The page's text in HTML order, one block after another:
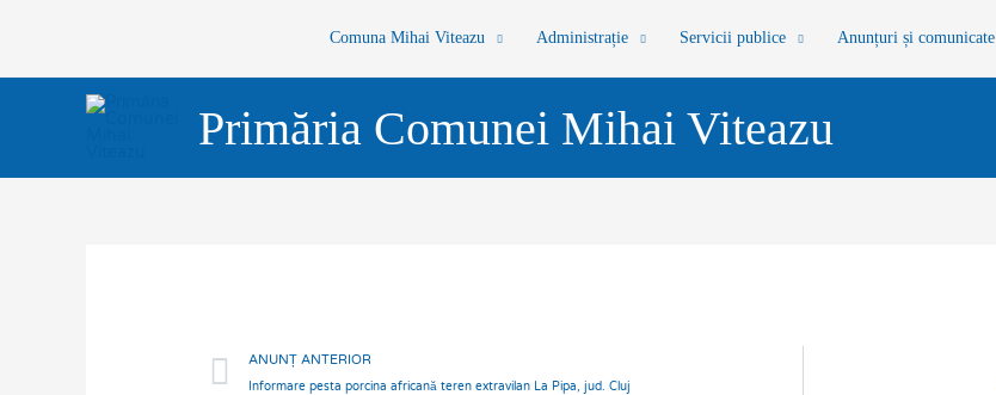
Comuna Mihai Viteazu Administrație Servicii publice Anunțuri și comunicate
Primăria Comunei Mihai Viteazu
Prev
ANUNȚ ANTERIOR
Informare pesta porcina africană teren extravilan La Pipa, jud. Cluj